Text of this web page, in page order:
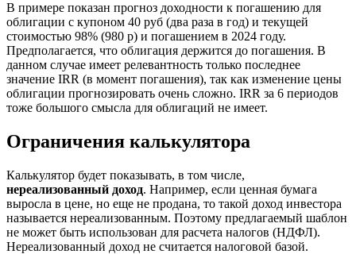
В примере показан прогноз доходности к погашению для
облигации с купоном 40 руб (два раза в год) и текущей
стоимостью 98% (980 р) и погашением в 2024 году.
Предполагается, что облигация держится до погашения. В
данном случае имеет релевантность только последнее
значение IRR (в момент погашения), так как изменение цены
облигации прогнозировать очень сложно. IRR за 6 периодов
тоже большого смысла для облигаций не имеет.
Ограничения калькулятора
Калькулятор будет показывать, в том числе,
нереализованный доход. Например, если ценная бумага
выросла в цене, но еще не продана, то такой доход инвестора
называется нереализованным. Поэтому предлагаемый шаблон
не может быть использован для расчета налогов (НДФЛ).
Нереализованный доход не считается налоговой базой.